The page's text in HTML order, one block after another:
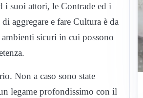
i suoi attori, le Contrade ed i
aggregare e fare Cultura è da
sicuri in cui possono
Non a caso sono state
legame profondissimo con il